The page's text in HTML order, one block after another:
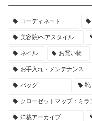
コーディネート
美容院/ヘアスタイル
ネイル お買い物
お手入れ・メンテナンス
バッグ 靴
クローゼットマップ：ミラ
洋裁アーカイブ